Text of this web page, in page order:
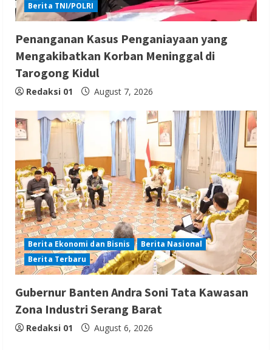
Berita TNI/POLRI
Penanganan Kasus Penganiayaan yang
Mengakibatkan Korban Meninggal di
Tarogong Kidul
Redaksi 01 August 7, 2026
Berita Ekonomi dan Bisnis
Berita Nasional
Berita Terbaru
Gubernur Banten Andra Soni Tata Kawasan
Zona Industri Serang Barat
Redaksi 01 August 6, 2026